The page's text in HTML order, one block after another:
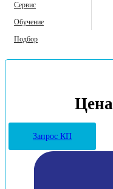
Сервис
Обучение
Подбор
Запрос КП